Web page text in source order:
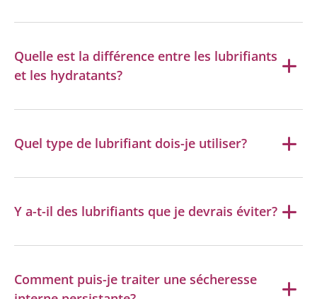
Quelle est la différence entre les lubrifiants
et les hydratants?
Quel type de lubrifiant dois-je utiliser?
Y a-t-il des lubrifiants que je devrais éviter?
Comment puis-je traiter une sécheresse